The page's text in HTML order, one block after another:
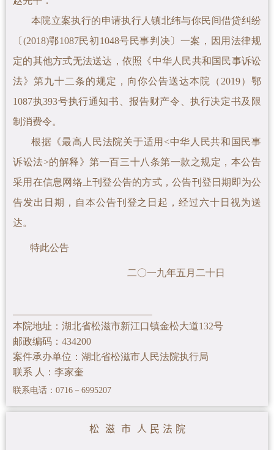
本院立案执行的申请执行人镇北纬与你民间借贷纠纷
〔(2018)鄂1087民初1048号民事判决〕一案 ，因用法律规
定的其他方式无法送达，依照《中华人民共和国民事诉讼
法》第九十二条的规定，向你公告送达本院（2019）鄂
1087执393号执行通知书、报告财产令、执行决定书及限
制消费令。
根据《最高人民法院关于适用<中华人民共和国民事
诉讼法>的解释》第一百三十八条第一款之规定，本公告
采用在信息网络上刊登公告的方式，公告刊登日期即为公
告发出日期，自本公告刊登之日起，经过六十日视为送
达。
特此公告
二〇一九年五月二十日
本院地址：湖北省松滋市新江口镇金松大道132号
邮政编码：434200
案件承办单位：湖北省松滋市人民法院执行局
联系 人：李家奎
联系电话：0716－6995207
松 滋 市 人 民 法 院